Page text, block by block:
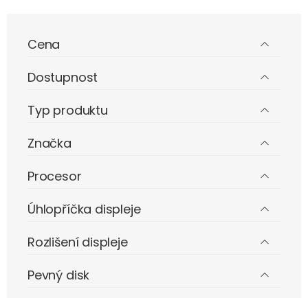
Cena
Dostupnost
Typ produktu
Značka
Procesor
Úhlopříčka displeje
Rozlišení displeje
Pevný disk